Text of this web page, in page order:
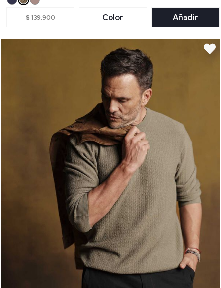
$ 139.900 Color Añadir